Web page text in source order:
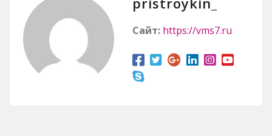
Сайт: https://vms7.ru